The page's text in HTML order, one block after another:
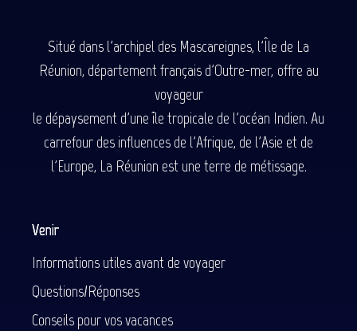
Situé dans l'archipel des Mascareignes, l'Île de La
Réunion, département français d'Outre-mer, offre au
voyageur
le dépaysement d'une île tropicale de l'océan Indien. Au
carrefour des influences de l'Afrique, de l'Asie et de
l'Europe, La Réunion est une terre de métissage.
Venir
Informations utiles avant de voyager
Questions/Réponses
Conseils pour vos vacances